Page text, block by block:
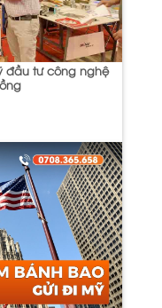
đầu tư công nghệ